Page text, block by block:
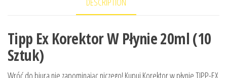
Tipp Ex Korektor W Płynie 20ml (10
Sztuk)
Wróć do biura nie zapominając niczego! Kupuj Korektor w płynie TIPP-EX